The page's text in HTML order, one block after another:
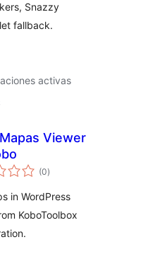
Snazzy
fallback.
activas
Viewer
(0valoraciones
en
)
in WordPress
KoboToolbox